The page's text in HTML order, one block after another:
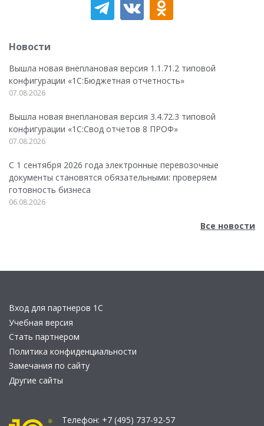
Новости
Вышла новая внеплановая версия 1.1.71.2 типовой
конфигурации «1C:Бюджетная отчетность»
07.08.2026
Вышла новая внеплановая версия 3.4.72.3 типовой
конфигурации «1C:Свод отчетов 8 ПРОФ»
07.08.2026
С 1 сентября 2026 года электронные перевозочные
документы становятся обязательными: проверяем
готовность бизнеса
06.08.2026
Все новости
Вход для партнеров 1С
Учебная версия
Стать партнером
Политика конфиденциальности
Замечания по сайту
Другие сайты
Телефон: +7 (495) 737-92-57